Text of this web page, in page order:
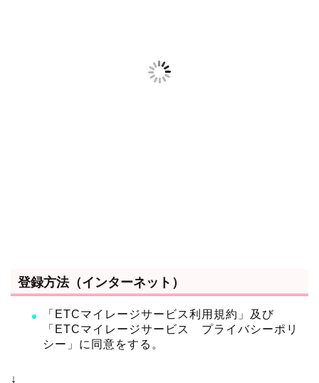
登録方法（インターネット）
「ETCマイレージサービス利用規約」及び
「ETCマイレージサービス プライバシーポリ
シー」に同意をする。
↓